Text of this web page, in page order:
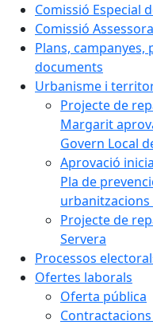
Comissió Especial
Comissió Assessora
Plans,
documents
Urbanisme i
Projecte de
Margarit
Govern Local
Aprovació
Pla de
Projecte de
Servera
Processos
Ofertes laborals
Oferta pública